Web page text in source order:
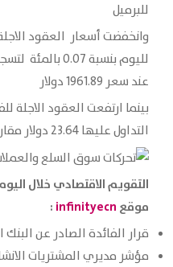
للبرميل
وانخفضت أسعار العقود
عند سعر 1961.89 دولار
التداول عليها 23.64 دولار مقارنة مع الافتتاحية 23.63
التقويم الاقتصادي خلال اليوم
موقع infinityecn
:
قرار الفائدة الصادر عن
مؤشر مديري المشتريات